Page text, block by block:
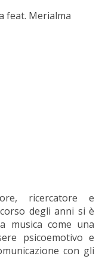
feat. Merialma
ricercatore e
degli anni si è
musica come una
psicoemotivo e
con gli